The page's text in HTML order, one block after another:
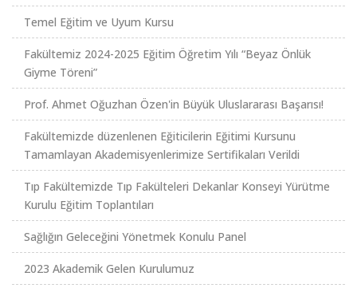
Temel Eğitim ve Uyum Kursu
Fakültemiz 2024-2025 Eğitim Öğretim Yılı “Beyaz Önlük
Giyme Töreni”
Prof. Ahmet Oğuzhan Özen'in Büyük Uluslararası Başarısı!
Fakültemizde düzenlenen Eğiticilerin Eğitimi Kursunu
Tamamlayan Akademisyenlerimize Sertifikaları Verildi
Tıp Fakültemizde Tıp Fakülteleri Dekanlar Konseyi Yürütme
Kurulu Eğitim Toplantıları
Sağlığın Geleceğini Yönetmek Konulu Panel
2023 Akademik Gelen Kurulumuz